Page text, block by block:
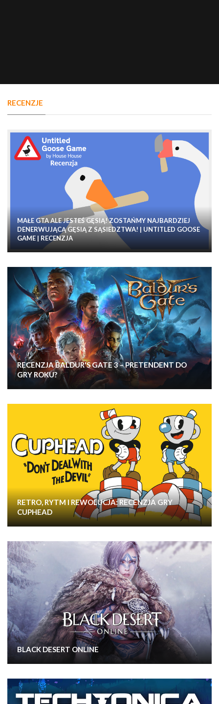
RECENZJE
MAŁE GTA ALE JESTEŚ GĘSIĄ! ZOSTAŃMY NAJBARDZIEJ
DENERWUJĄCĄ GĘSIĄ Z SĄSIEDZTWA! | UNTITLED GOOSE
GAME | RECENZJA
RECENZJA BALDUR'S GATE 3 – PRETENDENT DO
GRY ROKU?
RETRO, RYTM I REWOLUCJA: RECENZJA GRY
CUPHEAD
BLACK DESERT ONLINE